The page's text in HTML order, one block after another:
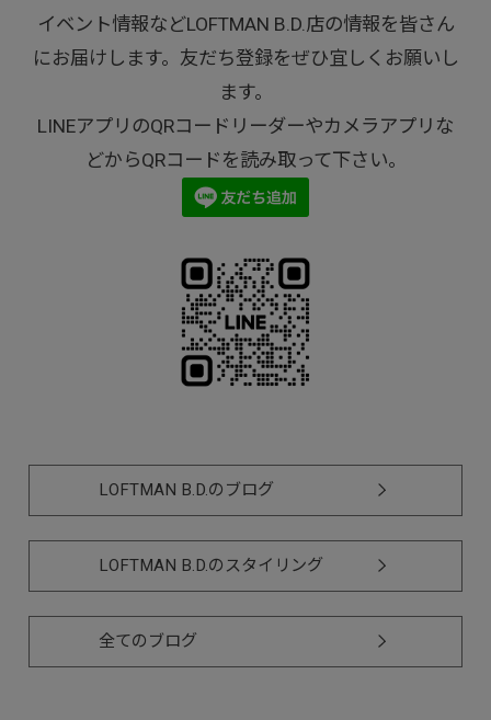
イベント情報などLOFTMAN B.D.店の情報を皆さん
にお届けします。友だち登録をぜひ宜しくお願いし
ます。
LINEアプリのQRコードリーダーやカメラアプリな
どからQRコードを読み取って下さい。
LOFTMAN B.D.のブログ
LOFTMAN B.D.のスタイリング
全てのブログ